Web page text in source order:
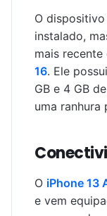
O
instalado,
mais
16. Ele
GB e 4 GB
uma ranhura
O iPhone 13
e vem